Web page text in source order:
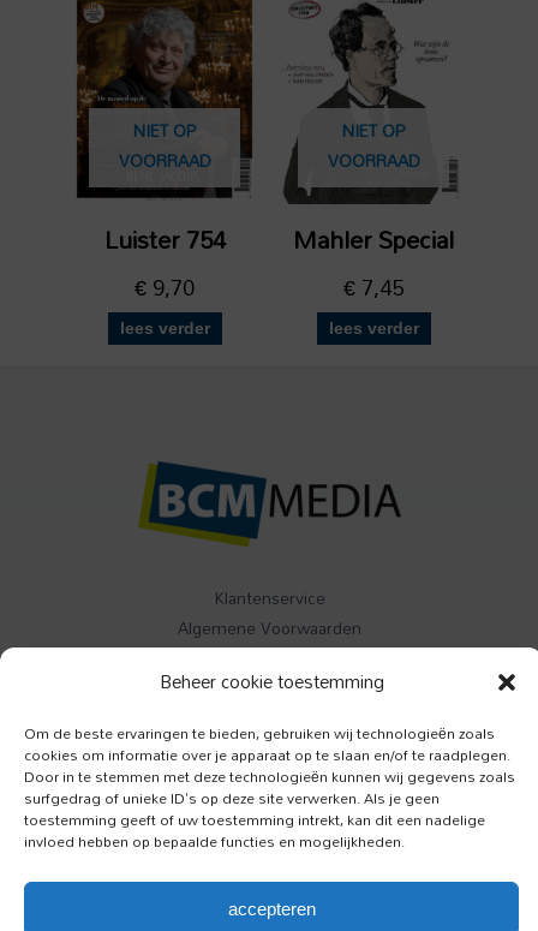
Beheer cookie toestemming
Om de beste ervaringen te bieden, gebruiken wij technologieën zoals
cookies om informatie over je apparaat op te slaan en/of te raadplegen.
Door in te stemmen met deze technologieën kunnen wij gegevens zoals
surfgedrag of unieke ID's op deze site verwerken. Als je geen
toestemming geeft of uw toestemming intrekt, kan dit een nadelige
invloed hebben op bepaalde functies en mogelijkheden.
accepteren
NIET OP
VOORRAAD
Luister 754
€9,70
lees verder
NIET OP
VOORRAAD
Mahler Special
€7,45
lees verder
Klantenservice
Algemene Voorwaarden
Contact
Buitenleven
Specials
Jazzism
Luister
Toeractief
Onze Hond